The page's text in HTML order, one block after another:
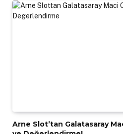
Arne Slot’tan Galatasaray